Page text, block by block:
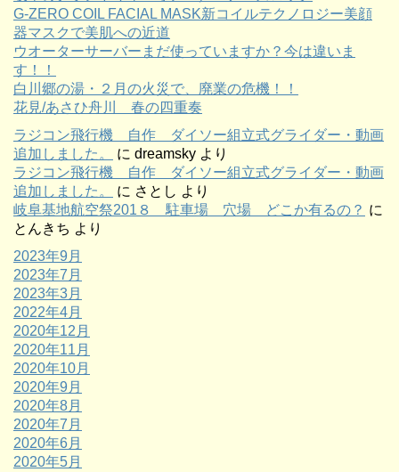
G-ZERO COIL FACIAL MASK新コイルテクノロジー美顔
器マスクで美肌への近道
ウオーターサーバーまだ使っていますか？今は違いま
す！！
白川郷の湯・２月の火災で、廃業の危機！！
花見/あさひ舟川 春の四重奏
ラジコン飛行機 自作 ダイソー組立式グライダー・動画
追加しました。
に dreamsky より
ラジコン飛行機 自作 ダイソー組立式グライダー・動画
追加しました。
に さとし より
岐阜基地航空祭201８ 駐車場 穴場 どこか有るの？ に
とんきち より
2023年9月
2023年7月
2023年3月
2022年4月
2020年12月
2020年11月
2020年10月
2020年9月
2020年8月
2020年7月
2020年6月
2020年5月